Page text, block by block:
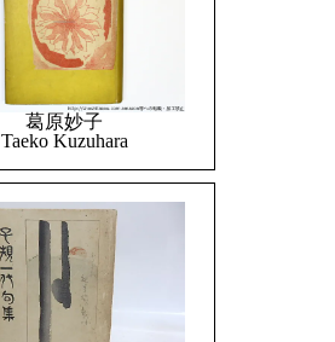
葛原妙子
Taeko Kuzuhara